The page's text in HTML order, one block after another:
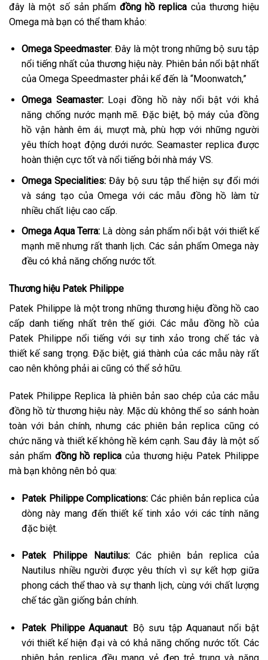
đây là một số sản phẩmđồng hồ replica của thương hiệu
Omega mà bạn có thể tham khảo:
Omega Speedmaster: Đây là một trong những bộ sưu tập
nổi tiếng nhất của thương hiệu này. Phiên bản nổi bật nhất
của Omega Speedmaster phải kể đến là “Moonwatch,”
Omega Seamaster: Loại đồng hồ này nổi bật với khả
năng chống nước mạnh mẽ. Đặc biệt, bộ máy của đồng
hồ vận hành êm ái, mượt mà, phù hợp với những người
yêu thích hoạt động dưới nước. Seamaster replica được
hoàn thiện cực tốt và nổi tiếng bởi nhà máy VS.
Omega Specialities: Đây bộ sưu tập thể hiện sự đổi mới
và sáng tạo của Omega với các mẫu đồng hồ làm từ
nhiều chất liệu cao cấp.
Omega Aqua Terra: Là dòng sản phẩm nổi bật với thiết kế
mạnh mẽ nhưng rất thanh lịch. Các sản phẩm Omega này
đều có khả năng chống nước tốt.
Thương hiệu Patek Philippe
Patek Philippe là một trong những thương hiệu đồng hồ cao
cấp danh tiếng nhất trên thế giới. Các mẫu đồng hồ của
Patek Philippe nổi tiếng với sự tinh xảo trong chế tác và
thiết kế sang trọng. Đặc biệt, giá thành của các mẫu này rất
cao nên không phải ai cũng có thể sở hữu.
Patek Philippe Replica là phiên bản sao chép của các mẫu
đồng hồ từ thương hiệu này. Mặc dù không thể so sánh hoàn
toàn với bản chính, nhưng các phiên bản replica cũng có
chức năng và thiết kế không hề kém cạnh. Sau đây là một số
sản phẩm đồng hồ replica của thương hiệu Patek Philippe
mà bạn không nên bỏ qua:
Patek Philippe Complications: Các phiên bản replica của
dòng này mang đến thiết kế tinh xảo với các tính năng
đặc biệt.
Patek Philippe Nautilus:Các phiên bản replica của
Nautilus nhiều người được yêu thích vì sự kết hợp giữa
phong cách thể thao và sự thanh lịch, cùng với chất lượng
chế tác gần giống bản chính.
Patek Philippe Aquanaut: Bộ sưu tập Aquanaut nổi bật
với thiết kế hiện đại và có khả năng chống nước tốt. Các